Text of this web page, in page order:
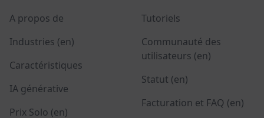
A propos de
Industries (en)
Caractéristiques
IA générative
Prix Solo (en)
Tutoriels
Communauté des
utilisateurs (en)
Statut (en)
Facturation et FAQ (en)